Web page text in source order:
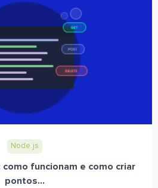
Node.js
como funcionam e como criar
pontos...